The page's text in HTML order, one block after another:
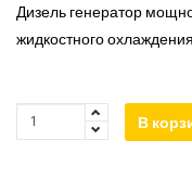
Дизель генератор
жидкостного
В